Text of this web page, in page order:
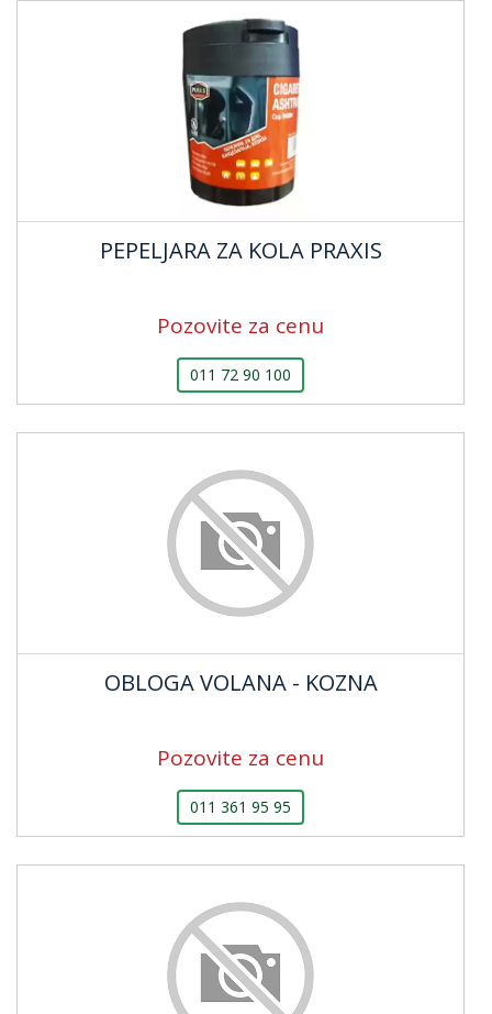
PEPELJARA ZA KOLA PRAXIS
Pozovite za cenu
011 72 90 100
OBLOGA VOLANA - KOZNA
Pozovite za cenu
011 361 95 95